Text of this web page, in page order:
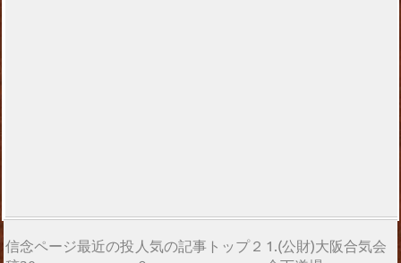
信念ページ最近の投 人気の記事トップ２ 1.(公財)大阪合気会